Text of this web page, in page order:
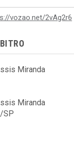
vozao.net/2vAg2r6
Miranda
Miranda
SP